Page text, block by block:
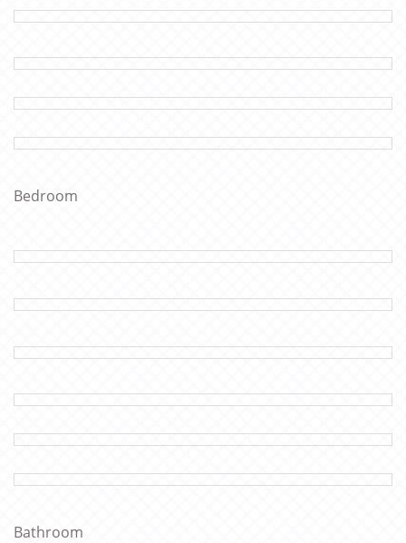
Bedroom
Bathroom